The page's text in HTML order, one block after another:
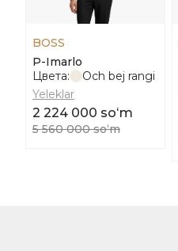
BOSS
P-Imarlo
Цвета:
Och bej rangi
Yeleklar
2 224 000 soʻm
5 560 000 soʻm